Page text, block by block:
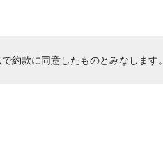
約款に同意したものとみなします。